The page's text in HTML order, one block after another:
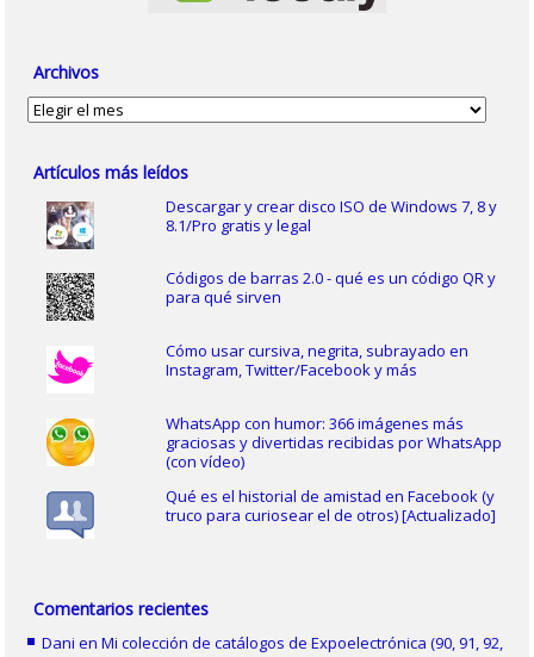
Archivos
Archivos
Artículos más leídos
Descargar y crear disco ISO de Windows 7, 8 y
8.1/Pro gratis y legal
Códigos de barras 2.0 - qué es un código QR y
para qué sirven
Cómo usar cursiva, negrita, subrayado en
Instagram, Twitter/Facebook y más
WhatsApp con humor: 366 imágenes más
graciosas y divertidas recibidas por WhatsApp
(con vídeo)
Qué es el historial de amistad en Facebook (y
truco para curiosear el de otros) [Actualizado]
Comentarios recientes
Dani enMi colección de catálogos de Expoelectrónica (90, 91, 92,